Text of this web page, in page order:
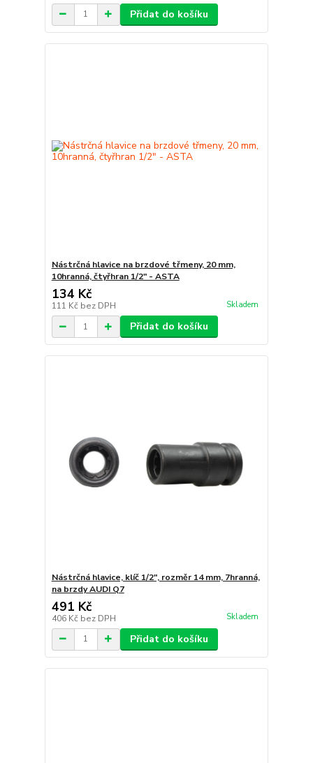
Přidat do košíku
Nástrčná hlavice na brzdové třmeny, 20 mm,
10hranná, čtyřhran 1/2" - ASTA
134 Kč
111 Kč bez DPH Skladem
Přidat do košíku
Nástrčná hlavice, klíč 1/2", rozměr 14 mm, 7hranná,
na brzdy AUDI Q7
491 Kč
406 Kč bez DPH Skladem
Přidat do košíku